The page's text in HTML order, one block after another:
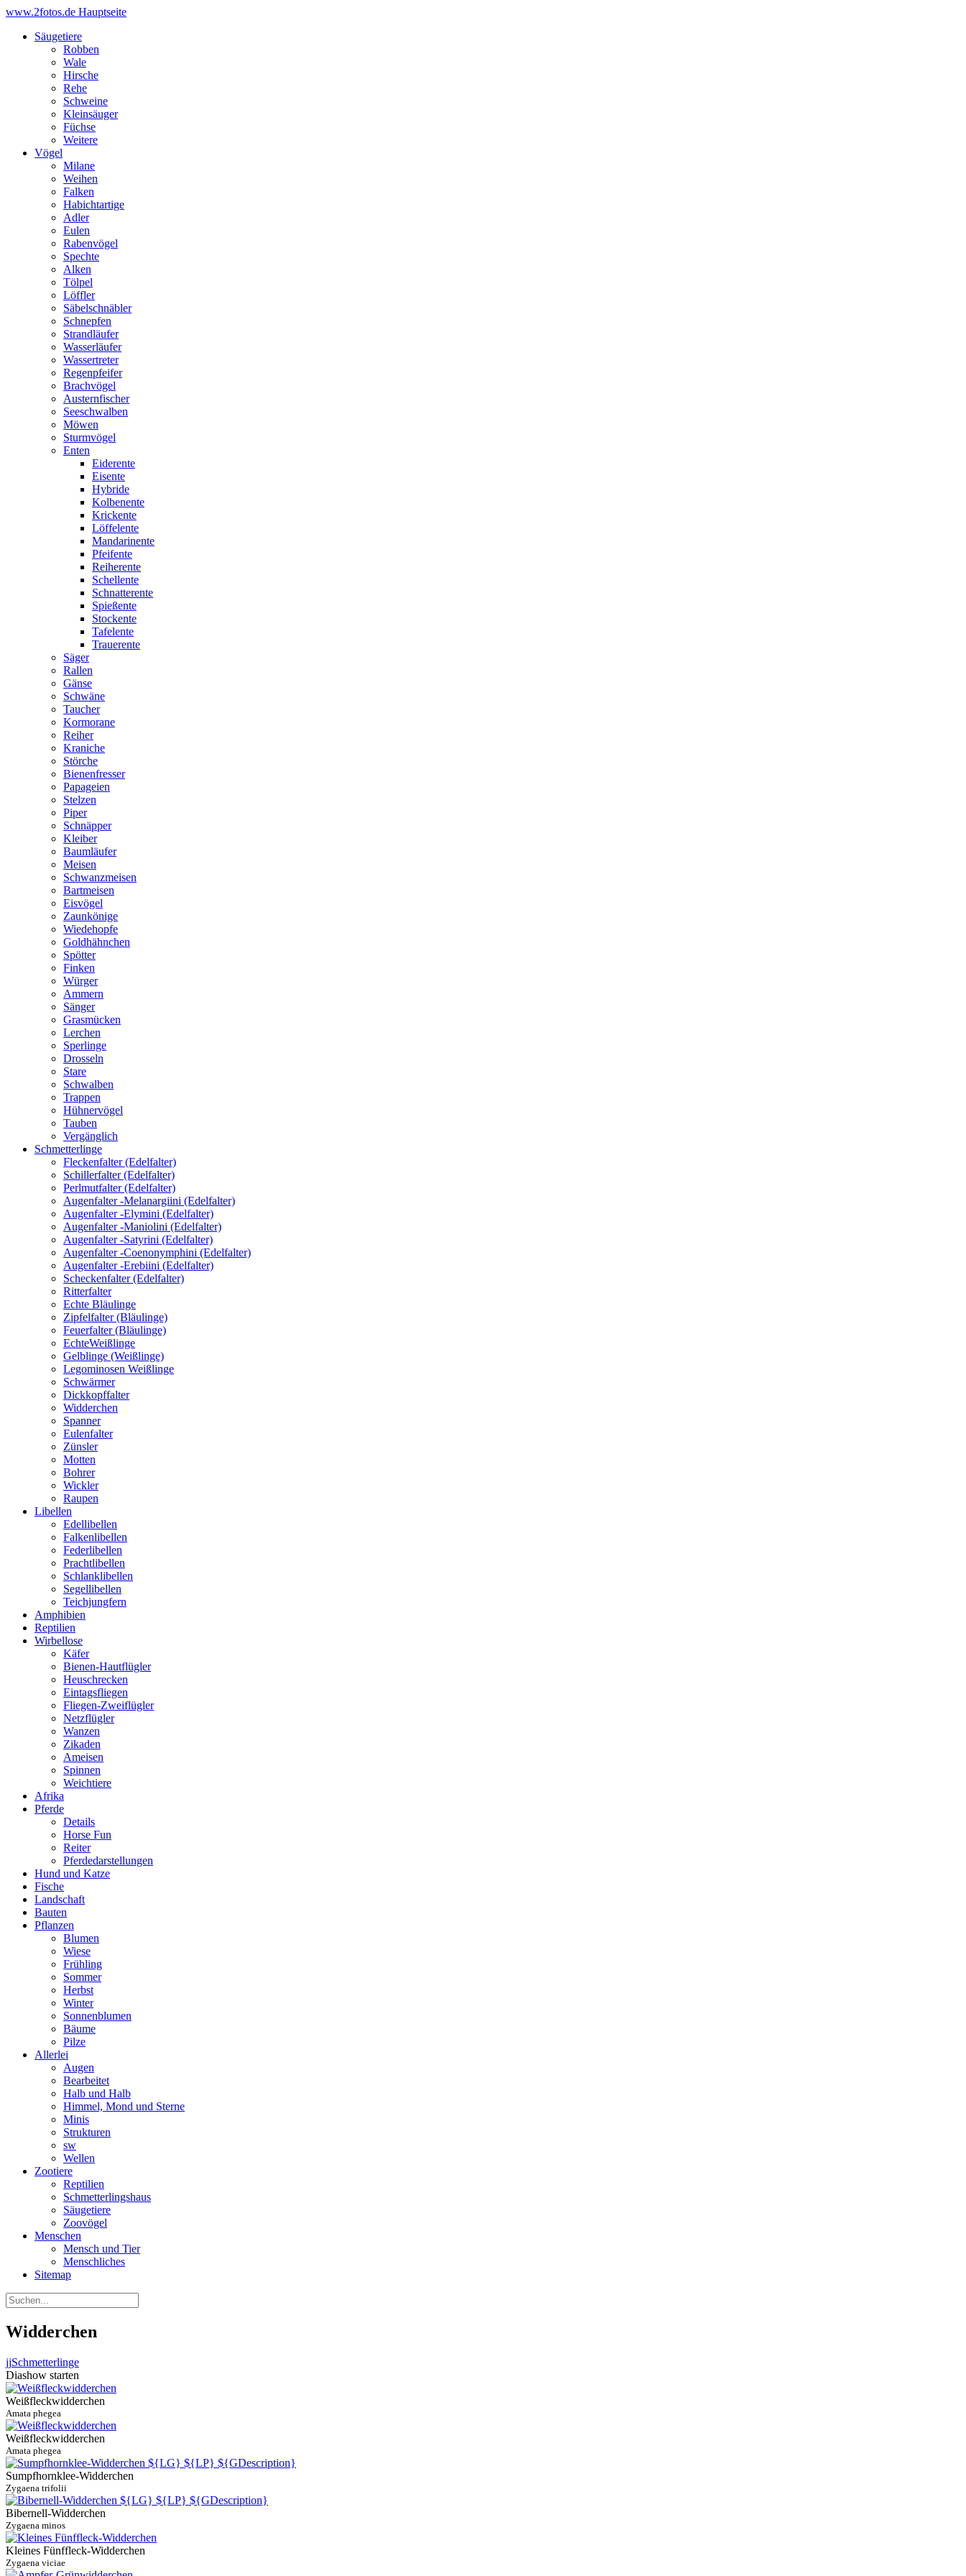
www.2fotos.de Hauptseite
Säugetiere
Robben
Wale
Hirsche
Rehe
Schweine
Kleinsäuger
Füchse
Weitere
Vögel
Milane
Weihen
Falken
Habichtartige
Adler
Eulen
Rabenvögel
Spechte
Alken
Tölpel
Löffler
Säbelschnäbler
Schnepfen
Strandläufer
Wasserläufer
Wassertreter
Regenpfeifer
Brachvögel
Austernfischer
Seeschwalben
Möwen
Sturmvögel
Enten
Eiderente
Eisente
Hybride
Kolbenente
Krickente
Löffelente
Mandarinente
Pfeifente
Reiherente
Schellente
Schnatterente
Spießente
Stockente
Tafelente
Trauerente
Säger
Rallen
Gänse
Schwäne
Taucher
Kormorane
Reiher
Kraniche
Störche
Bienenfresser
Papageien
Stelzen
Piper
Schnäpper
Kleiber
Baumläufer
Meisen
Schwanzmeisen
Bartmeisen
Eisvögel
Zaunkönige
Wiedehopfe
Goldhähnchen
Spötter
Finken
Würger
Ammern
Sänger
Grasmücken
Lerchen
Sperlinge
Drosseln
Stare
Schwalben
Trappen
Hühnervögel
Tauben
Vergänglich
Schmetterlinge
Fleckenfalter (Edelfalter)
Schillerfalter (Edelfalter)
Perlmutfalter (Edelfalter)
Augenfalter -Melanargiini (Edelfalter)
Augenfalter -Elymini (Edelfalter)
Augenfalter -Maniolini (Edelfalter)
Augenfalter -Satyrini (Edelfalter)
Augenfalter -Coenonymphini (Edelfalter)
Augenfalter -Erebiini (Edelfalter)
Scheckenfalter (Edelfalter)
Ritterfalter
Echte Bläulinge
Zipfelfalter (Bläulinge)
Feuerfalter (Bläulinge)
EchteWeißlinge
Gelblinge (Weißlinge)
Legominosen Weißlinge
Schwärmer
Dickkopffalter
Widderchen
Spanner
Eulenfalter
Zünsler
Motten
Bohrer
Wickler
Raupen
Libellen
Edellibellen
Falkenlibellen
Federlibellen
Prachtlibellen
Schlanklibellen
Segellibellen
Teichjungfern
Amphibien
Reptilien
Wirbellose
Käfer
Bienen-Hautflügler
Heuschrecken
Eintagsfliegen
Fliegen-Zweiflügler
Netzflügler
Wanzen
Zikaden
Ameisen
Spinnen
Weichtiere
Afrika
Pferde
Details
Horse Fun
Reiter
Pferdedarstellungen
Hund und Katze
Fische
Landschaft
Bauten
Pflanzen
Blumen
Wiese
Frühling
Sommer
Herbst
Winter
Sonnenblumen
Bäume
Pilze
Allerlei
Augen
Bearbeitet
Halb und Halb
Himmel, Mond und Sterne
Minis
Strukturen
sw
Wellen
Zootiere
Reptilien
Schmetterlingshaus
Säugetiere
Zoovögel
Menschen
Mensch und Tier
Menschliches
Sitemap
Widderchen
jjSchmetterlinge
Diashow starten
Weißfleckwidderchen
Amata phegea
Weißfleckwidderchen
Amata phegea
Sumpfhornklee-Widderchen
Zygaena trifolii
Bibernell-Widderchen
Zygaena minos
Kleines Fünffleck-Widderchen
Zygaena viciae